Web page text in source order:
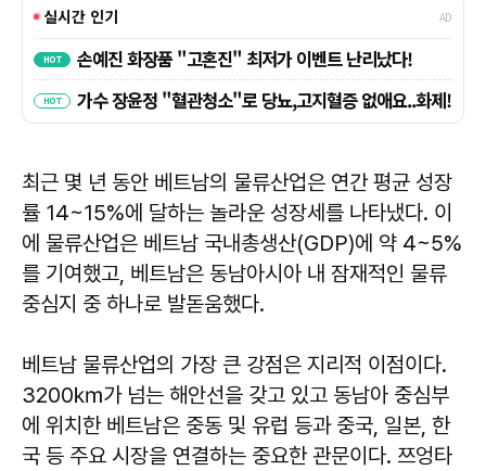
최근 몇 년 동안 베트남의 물류산업은 연간 평균 성장
률 14~15%에 달하는 놀라운 성장세를 나타냈다. 이
에 물류산업은 베트남 국내총생산(GDP)에 약 4~5%
를 기여했고, 베트남은 동남아시아 내 잠재적인 물류
중심지 중 하나로 발돋움했다.
베트남 물류산업의 가장 큰 강점은 지리적 이점이다.
3200㎞가 넘는 해안선을 갖고 있고 동남아 중심부
에 위치한 베트남은 중동 및 유럽 등과 중국, 일본, 한
국 등 주요 시장을 연결하는 중요한 관문이다. 쯔엉타